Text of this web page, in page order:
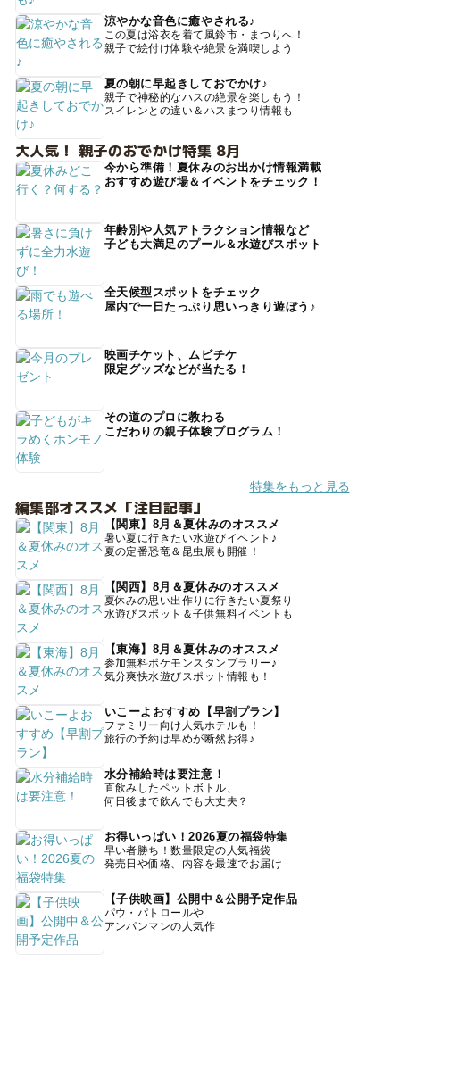
涼やかな音色に癒やされる♪
この夏は浴衣を着て風鈴市・まつりへ！
親子で絵付け体験や絶景を満喫しよう
夏の朝に早起きしておでかけ♪
親子で神秘的なハスの絶景を楽しもう！
スイレンとの違い＆ハスまつり情報も
大人気！ 親子のおでかけ特集 8月
今から準備！夏休みのお出かけ情報満載
おすすめ遊び場＆イベントをチェック！
年齢別や人気アトラクション情報など
子ども大満足のプール＆水遊びスポット
全天候型スポットをチェック
屋内で一日たっぷり思いっきり遊ぼう♪
映画チケット、ムビチケ
限定グッズなどが当たる！
その道のプロに教わる
こだわりの親子体験プログラム！
特集をもっと見る
編集部オススメ「注目記事」
【関東】8月＆夏休みのオススメ
暑い夏に行きたい水遊びイベント♪
夏の定番恐竜＆昆虫展も開催！
【関西】8月＆夏休みのオススメ
夏休みの思い出作りに行きたい夏祭り
水遊びスポット＆子供無料イベントも
【東海】8月＆夏休みのオススメ
参加無料ポケモンスタンプラリー♪
気分爽快水遊びスポット情報も！
いこーよおすすめ【早割プラン】
ファミリー向け人気ホテルも！
旅行の予約は早めが断然お得♪
水分補給時は要注意！
直飲みしたペットボトル、
何日後まで飲んでも大丈夫？
お得いっぱい！2026夏の福袋特集
早い者勝ち！数量限定の人気福袋
発売日や価格、内容を最速でお届け
【子供映画】公開中＆公開予定作品
パウ・パトロールや
アンパンマンの人気作